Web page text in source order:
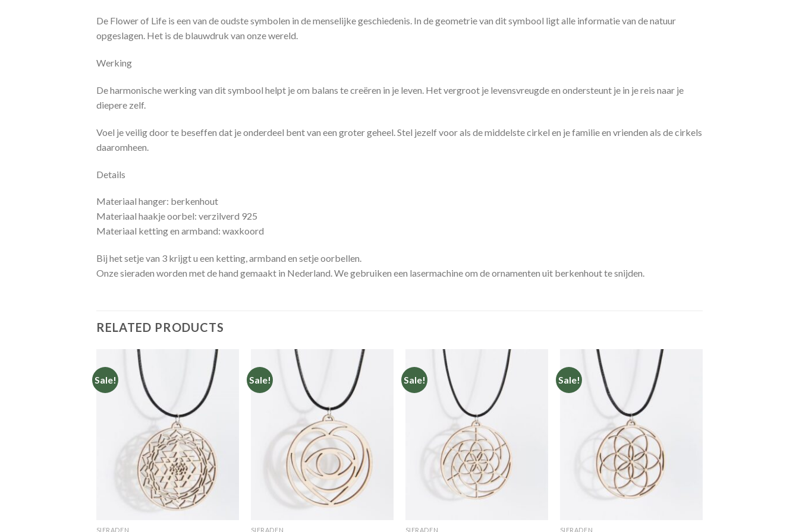
De Flower of Life is een van de oudste symbolen in de menselijke geschiedenis. In de geometrie van dit symbool ligt alle informatie van de natuur
opgeslagen. Het is de blauwdruk van onze wereld.
Werking
De harmonische werking van dit symbool helpt je om balans te creëren in je leven. Het vergroot je levensvreugde en ondersteunt je in je reis naar je
diepere zelf.
Voel je veilig door te beseffen dat je onderdeel bent van een groter geheel. Stel jezelf voor als de middelste cirkel en je familie en vrienden als de cirkels
daaromheen.
Details
Materiaal hanger: berkenhout
Materiaal haakje oorbel: verzilverd 925
Materiaal ketting en armband: waxkoord
Bij het setje van 3 krijgt u een ketting, armband en setje oorbellen.
Onze sieraden worden met de hand gemaakt in Nederland. We gebruiken een lasermachine om de ornamenten uit berkenhout te snijden.
RELATED PRODUCTS
Sale!
Toevoegen
SIERADEN
Sale!
SIERADEN
Sale!
SIERADEN
Sale!
SIERADEN